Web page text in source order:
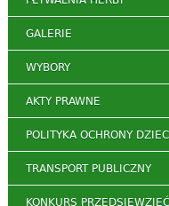
GALERIE
WYBORY
AKTY PRAWNE
POLITYKA OCHRONY
TRANSPORT PUBLICZNY
KONKURS